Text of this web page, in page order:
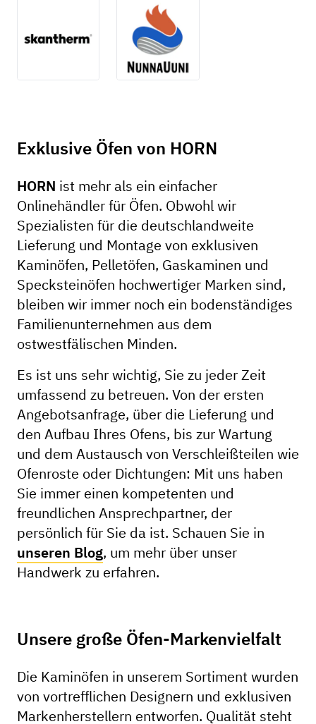
Exklusive Öfen von HORN
HORN ist mehr als ein einfacher
Onlinehändler für Öfen. Obwohl wir
Spezialisten für die deutschlandweite
Lieferung und Montage von exklusiven
Kaminöfen, Pelletöfen, Gaskaminen und
Specksteinöfen hochwertiger Marken sind,
bleiben wir immer noch ein bodenständiges
Familienunternehmen aus dem
ostwestfälischen Minden.
Es ist uns sehr wichtig, Sie zu jeder Zeit
umfassend zu betreuen. Von der ersten
Angebotsanfrage, über die Lieferung und
den Aufbau Ihres Ofens, bis zur Wartung
und dem Austausch von Verschleißteilen wie
Ofenroste oder Dichtungen: Mit uns haben
Sie immer einen kompetenten und
freundlichen Ansprechpartner, der
persönlich für Sie da ist. Schauen Sie in
unseren Blog, um mehr über unser
Handwerk zu erfahren.
Unsere große Öfen-Markenvielfalt
Die Kaminöfen in unserem Sortiment wurden
von vortrefflichen Designern und exklusiven
Markenherstellern entworfen. Qualität steht